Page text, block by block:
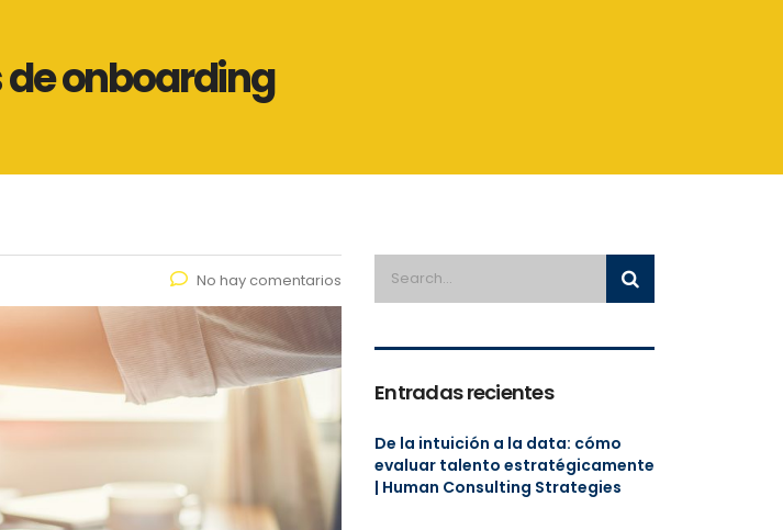
onboarding
No hay comentarios
Entradas recientes
De la intuición a la data: cómo
evaluar talento estratégicamente
| Human Consulting Strategies